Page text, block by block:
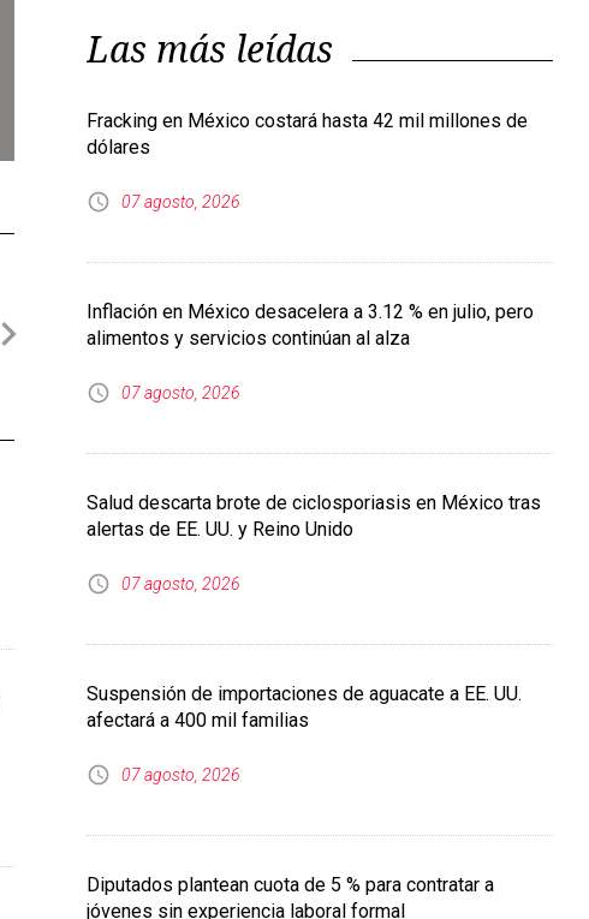
Las más leídas
Fracking en México costará hasta 42 mil millones de
dólares
07 agosto, 2026
Inflación en México desacelera a 3.12 % en julio, pero
alimentos y servicios continúan al alza
07 agosto, 2026
Salud descarta brote de ciclosporiasis en México tras
alertas de EE. UU. y Reino Unido
07 agosto, 2026
Suspensión de importaciones de aguacate a EE. UU.
afectará a 400 mil familias
07 agosto, 2026
Diputados plantean cuota de 5 % para contratar a
jóvenes sin experiencia laboral formal